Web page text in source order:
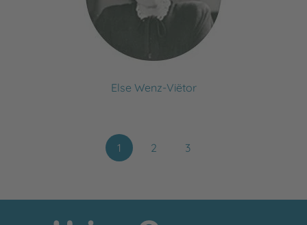
Else Wenz-Viëtor
1 2 3